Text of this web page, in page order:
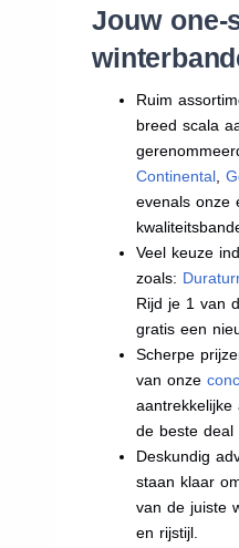
Jouw one-
Ruim
breed scala
Continental ,
evenals onze
Veel keuze
zoals:
Rijd je 1 van
gratis een
Scherpe
van onze
aantrekkelijke
de beste deal
Deskundig
staan klaar
van de juiste
en rijstijl.